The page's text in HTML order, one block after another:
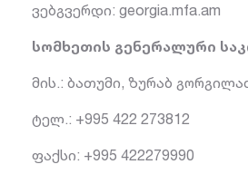
ვებგვერდი: georgia.mfa.am
სომხეთის გენერალური
მის.: ბათუმი, ზურაბ
ტელ.: +995 422 273812
ფაქსი: +995 422279990